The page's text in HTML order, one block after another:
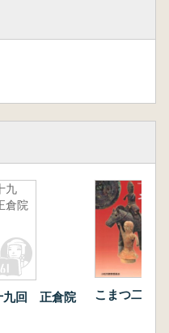
九
倉院
九回 正倉院
こまつ二万